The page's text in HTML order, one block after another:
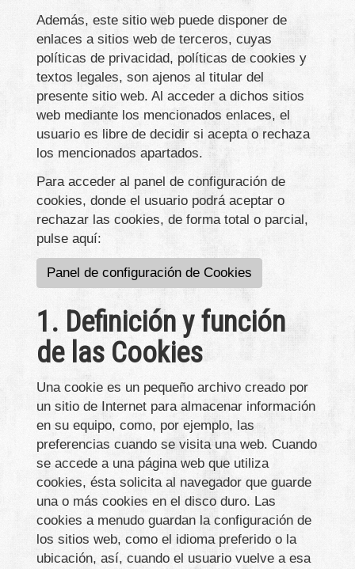
Además, este sitio web puede disponer de
enlaces a sitios web de terceros, cuyas
políticas de privacidad, políticas de cookies y
textos legales, son ajenos al titular del
presente sitio web. Al acceder a dichos sitios
web mediante los mencionados enlaces, el
usuario es libre de decidir si acepta o rechaza
los mencionados apartados.
Para acceder al panel de configuración de
cookies, donde el usuario podrá aceptar o
rechazar las cookies, de forma total o parcial,
pulse aquí:
Panel de configuración de Cookies
1. Definición y función
de las Cookies
Una cookie es un pequeño archivo creado por
un sitio de Internet para almacenar información
en su equipo, como, por ejemplo, las
preferencias cuando se visita una web. Cuando
se accede a una página web que utiliza
cookies, ésta solicita al navegador que guarde
una o más cookies en el disco duro. Las
cookies a menudo guardan la configuración de
los sitios web, como el idioma preferido o la
ubicación, así, cuando el usuario vuelve a esa